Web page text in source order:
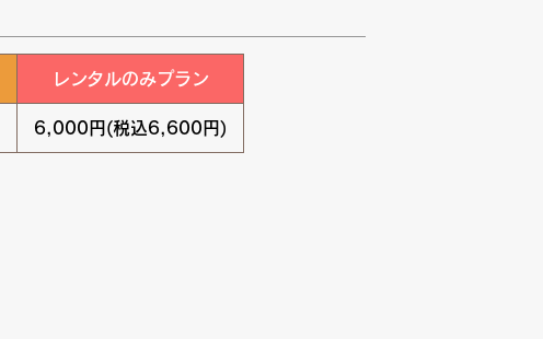
レンタルのみプラン
6,000円(税込6,600円)